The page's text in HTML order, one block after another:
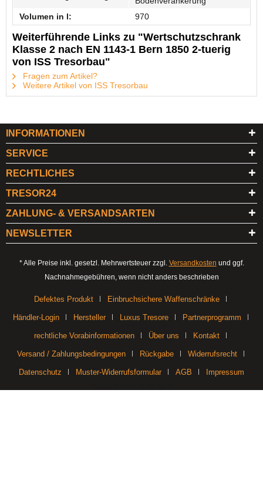
Volumen in l:
970
Weiterführende Links zu "Wertschutzschrank
Klasse 2 nach EN 1143-1 Bern 1850 2-tuerig
von ISS Tresorbau"
Fragen zum Artikel?
Weitere Artikel von ISS Tresorbau
INFORMATIONEN
SERVICE
RECHTLICHES
TRESOR24
ZAHLUNG- & VERSANDSARTEN
NEWSLETTER
* Alle Preise inkl. gesetzl. Mehrwertsteuer zzgl. Versandkosten und ggf.
Nachnahmegebühren, wenn nicht anders beschrieben
Defektes Produkt Einbruchsichere Waffenschränke
Händler-Login Hersteller Luxus Tresore Partnerprogramm
rechtliche Vorabinformationen Über uns Kontakt
Versand / Zahlungsbedingungen Rückgabe Widerrufsrecht
Datenschutz Muster-Widerrufsformular AGB
Impressum